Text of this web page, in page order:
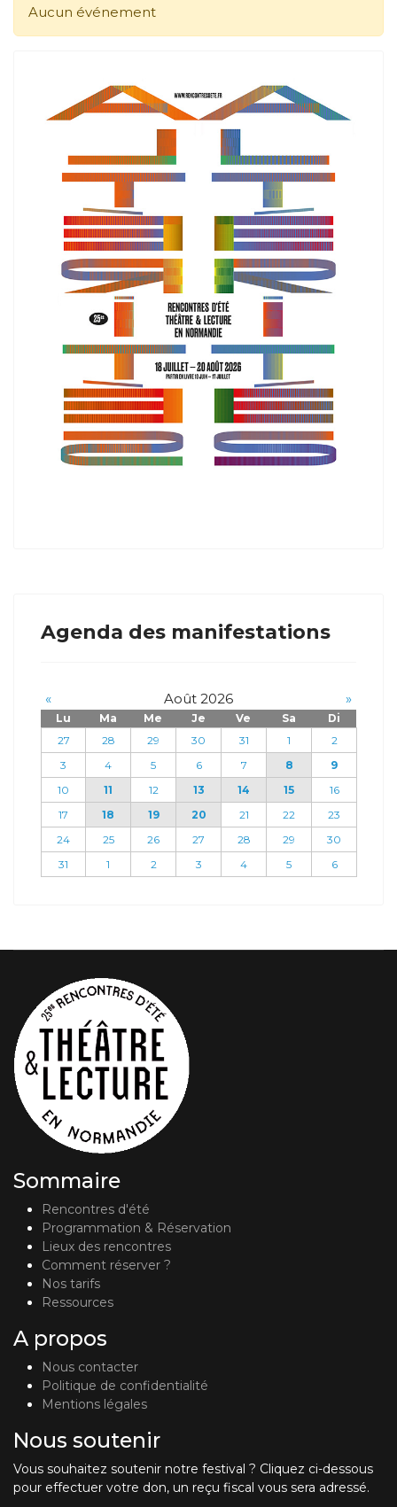
Aucun événement
Agenda des manifestations
« Août 2026 »
Lu Ma Me Je Ve Sa
Di
27
28 29 30 31 1
2
3
4 5 6 7 8
9
10
11 12 13 14 15
16
17
18 19 20 21 22
23
24
25 26 27 28 29
30
31
1 2 3 4 5 6
Sommaire
Rencontres d'été
Programmation & Réservation
Lieux des rencontres
Comment réserver ?
Nos tarifs
Ressources
A propos
Nous contacter
Politique de confidentialité
Mentions légales
Nous soutenir
Vous souhaitez soutenir notre festival ? Cliquez ci-dessous
pour effectuer votre don, un reçu fiscal vous sera adressé.